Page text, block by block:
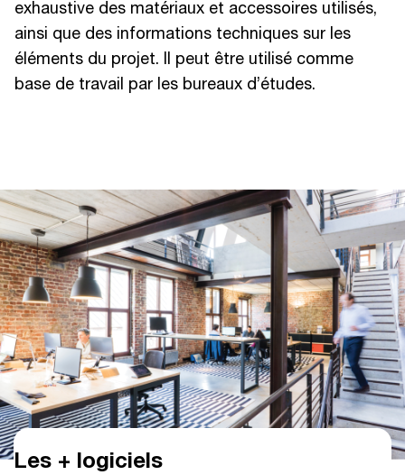
exhaustive des matériaux et accessoires utilisés,
ainsi que des informations techniques sur les
éléments du projet. Il peut être utilisé comme
base de travail par les bureaux d’études.
Les + logiciels